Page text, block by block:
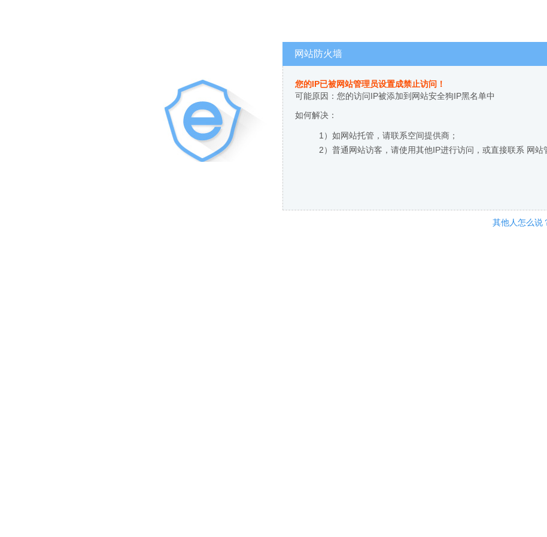
网站防火墙
您的IP已被网站管理员设置成禁止访问！
可能原因：您的访问IP被添加到网站安全狗IP黑名单中
如何解决：
1）如网站托管，请联系空间提供商；
2）普通网站访客，请使用其他IP进行访问，或直接联系 网站
其他人怎么说